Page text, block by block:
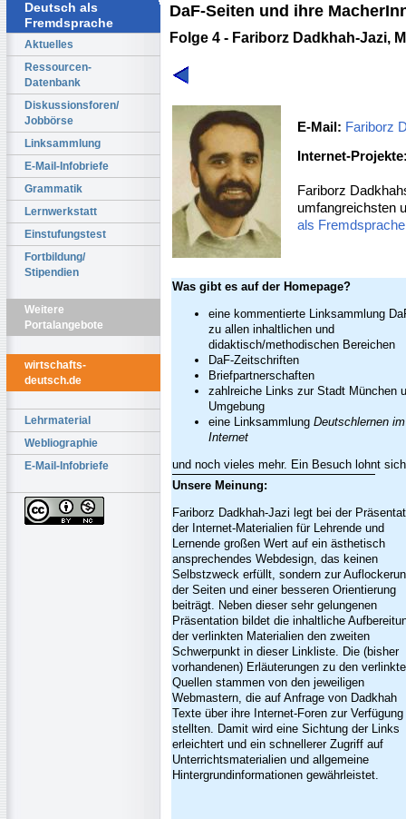
Deutsch als
Fremdsprache
Aktuelles
Ressourcen-
Datenbank
Diskussionsforen/
Jobbörse
Linksammlung
E-Mail-Infobriefe
Grammatik
Lernwerkstatt
Einstufungstest
Fortbildung/
Stipendien
Weitere
Portalangebote
wirtschafts-
deutsch.de
Lehrmaterial
Webliographie
E-Mail-Infobriefe
DaF-Seiten und ihre
Folge 4 - Fariborz Dadkhah-Jazi,
E-Mail: Fariborz
Internet-
Fariborz
umfangreichsten
als
Was gibt es auf der Homepage?
eine kommentierte Linksammlung
zu allen inhaltlichen und
didaktisch/methodischen Bereichen
DaF-Zeitschriften
Briefpartnerschaften
zahlreiche Links zur Stadt München
Umgebung
eine Linksammlung Deutschlernen im
Internet
und noch vieles mehr. Ein Besuch lohnt
Unsere Meinung:
Fariborz Dadkhah-Jazi legt bei der
der Internet-Materialien für Lehrende und
Lernende großen Wert auf ein ästhetisch
ansprechendes Webdesign, das keinen
Selbstzweck erfüllt, sondern zur
der Seiten und einer besseren Orientierung
beiträgt. Neben dieser sehr gelungenen
Präsentation bildet die inhaltliche
der verlinkten Materialien den zweiten
Schwerpunkt in dieser Linkliste. Die (bisher
vorhandenen) Erläuterungen zu den
Quellen stammen von den jeweiligen
Webmastern, die auf Anfrage von Dadkhah
Texte über ihre Internet-Foren zur Verfügung
stellten. Damit wird eine Sichtung der Links
erleichtert und ein schnellerer Zugriff auf
Unterrichtsmaterialien und allgemeine
Hintergrundinformationen gewährleistet.